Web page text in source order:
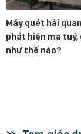
Máy quét hải
phát hiện ma
như thế nào?